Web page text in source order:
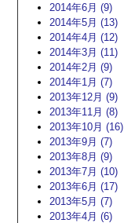
2014年6月 (9)
2014年5月 (13)
2014年4月 (12)
2014年3月 (11)
2014年2月 (9)
2014年1月 (7)
2013年12月 (9)
2013年11月 (8)
2013年10月 (16)
2013年9月 (7)
2013年8月 (9)
2013年7月 (10)
2013年6月 (17)
2013年5月 (7)
2013年4月 (6)